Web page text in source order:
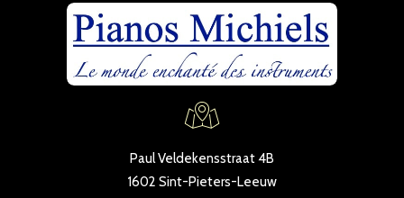
Paul Veldekensstraat 4B
1602 Sint-Pieters-Leeuw